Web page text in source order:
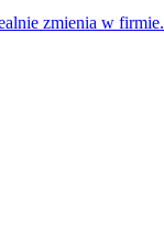
zmienia w firmie.